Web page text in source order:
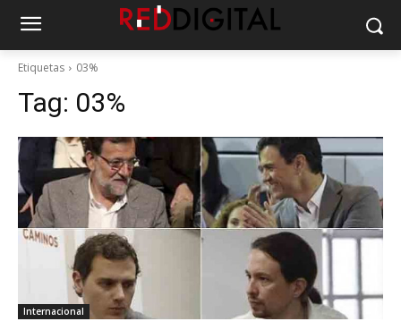
Etiquetas 03%
Tag: 03%
Internacional